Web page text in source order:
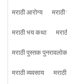
मराठी आरोग्य
मराठी भय कथा
मराठी पुस्तक
मराठी व्यवसाय